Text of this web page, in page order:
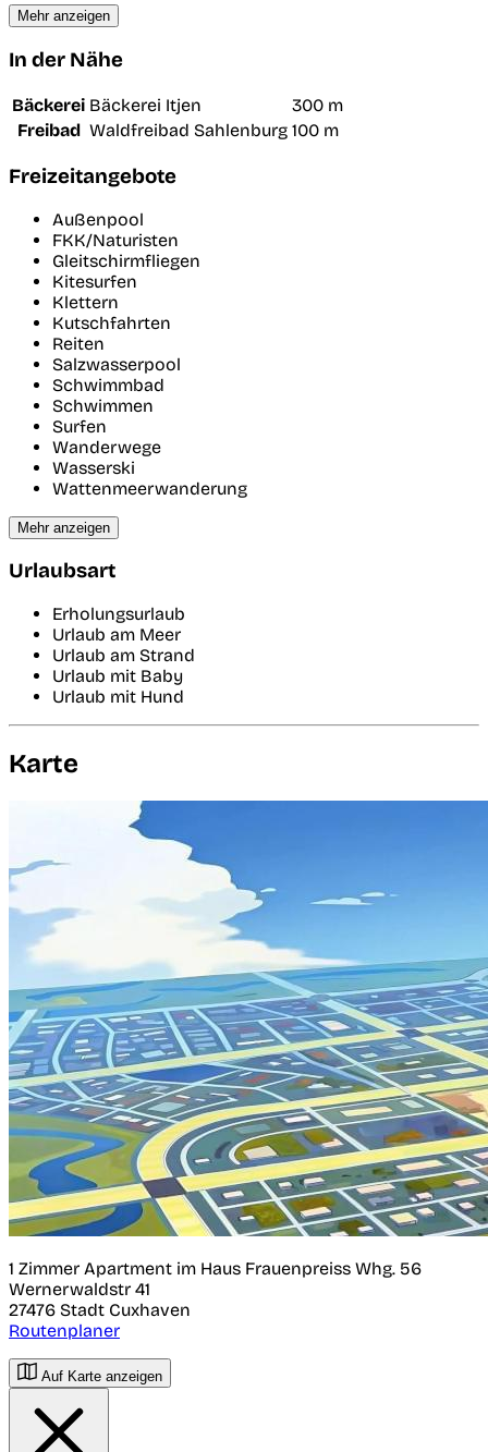
Mehr anzeigen
In der Nähe
Bäckerei Bäckerei Itjen
300 m
Freibad Waldfreibad Sahlenburg 100 m
Freizeitangebote
Außenpool
FKK/Naturisten
Gleitschirmfliegen
Kitesurfen
Klettern
Kutschfahrten
Reiten
Salzwasserpool
Schwimmbad
Schwimmen
Surfen
Wanderwege
Wasserski
Wattenmeerwanderung
Mehr anzeigen
Urlaubsart
Erholungsurlaub
Urlaub am Meer
Urlaub am Strand
Urlaub mit Baby
Urlaub mit Hund
Karte
1 Zimmer Apartment im Haus Frauenpreiss Whg. 56
Wernerwaldstr 41
27476 Stadt Cuxhaven
Routenplaner
Auf Karte anzeigen